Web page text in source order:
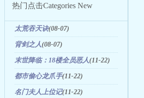
热门点击Categories New
太荒吞天诀(08-07)
背剑之人(08-07)
末世降临：18楼全员恶人(11-22)
都市偷心龙爪手(11-22)
名门夫人上位记(11-22)